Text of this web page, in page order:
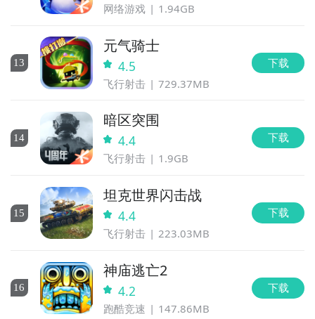
网络游戏 1.94GB
13
元气骑士
4.5
飞行射击 729.37MB
下载
14
暗区突围
4.4
飞行射击 1.9GB
下载
15
坦克世界闪击战
4.4
飞行射击 223.03MB
下载
16
神庙逃亡2
4.2
跑酷竞速 147.86MB
下载